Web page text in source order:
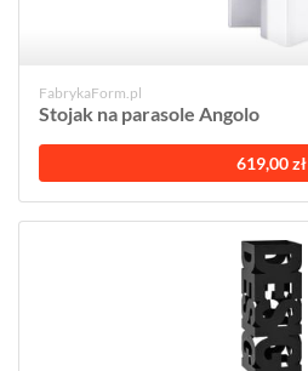
FabrykaForm.pl
Stojak na parasole Angolo
619,00 zł